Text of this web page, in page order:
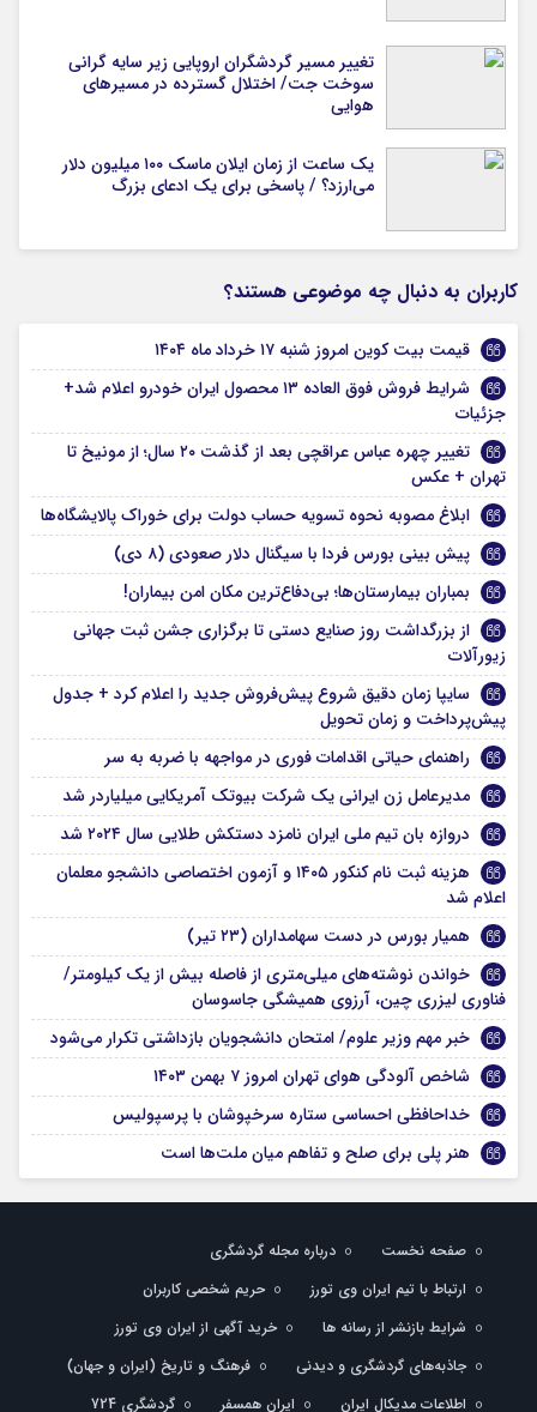
تغییر مسیر گردشگران اروپایی زیر سایه گرانی
سوخت جت/ اختلال گسترده در مسیرهای
هوایی
یک ساعت از زمان ایلان ماسک ۱۰۰ میلیون دلار
می‌ارزد؟ / پاسخی برای یک ادعای بزرگ
کاربران به دنبال چه موضوعی هستند؟
قیمت بیت کوین امروز شنبه ۱۷ خرداد ماه ۱۴۰۴
شرایط فروش فوق العاده ۱۳ محصول ایران خودرو اعلام شد+
جزئیات
تغییر چهره عباس عراقچی بعد از گذشت ۲۰ سال؛ از مونیخ تا
تهران + عکس
ابلاغ مصوبه نحوه تسویه حساب دولت برای خوراک پالایشگاه‌ها
پیش بینی بورس فردا با سیگنال دلار صعودی (۸ دی)
بمباران بیمارستان‌ها؛ بی‌دفاع‌ترین مکان امن بیماران!
از بزرگداشت روز صنایع دستی تا برگزاری جشن ثبت جهانی
زیورآلات
سایپا زمان دقیق شروع پیش‌فروش جدید را اعلام کرد + جدول
پیش‌پرداخت و زمان تحویل
راهنمای حیاتی اقدامات فوری در مواجهه با ضربه به سر
مدیرعامل زن ایرانی یک شرکت بیوتک آمریکایی میلیاردر شد
دروازه بان تیم ملی ایران نامزد دستکش طلایی سال ۲۰۲۴ شد
هزینه ثبت نام کنکور ۱۴۰۵ و آزمون اختصاصی دانشجو معلمان
اعلام شد
همیار بورس در دست سهامداران (۲۳ تیر)
خواندن نوشته‌های میلی‌متری از فاصله بیش از یک کیلومتر/
فناوری لیزری چین، آرزوی همیشگی جاسوسان
خبر مهم وزیر علوم/ امتحان دانشجویان بازداشتی تکرار می‌شود
شاخص آلودگی هوای تهران امروز ۷ بهمن ۱۴۰۳
خداحافظی احساسی ستاره سرخپوشان با پرسپولیس
هنر پلی برای صلح و تفاهم میان ملت‌ها است
صفحه نخست
درباره مجله گردشگری
ارتباط با تیم ایران وی تورز
حریم شخصی کاربران
شرایط بازنشر از رسانه ها
خرید آگهی از ایران وی تورز
جاذبه‌های گردشگری و دیدنی
فرهنگ و تاریخ (ایران و جهان)
اطلاعات مدیکال ایران
ایران همسفر گردشگری 724